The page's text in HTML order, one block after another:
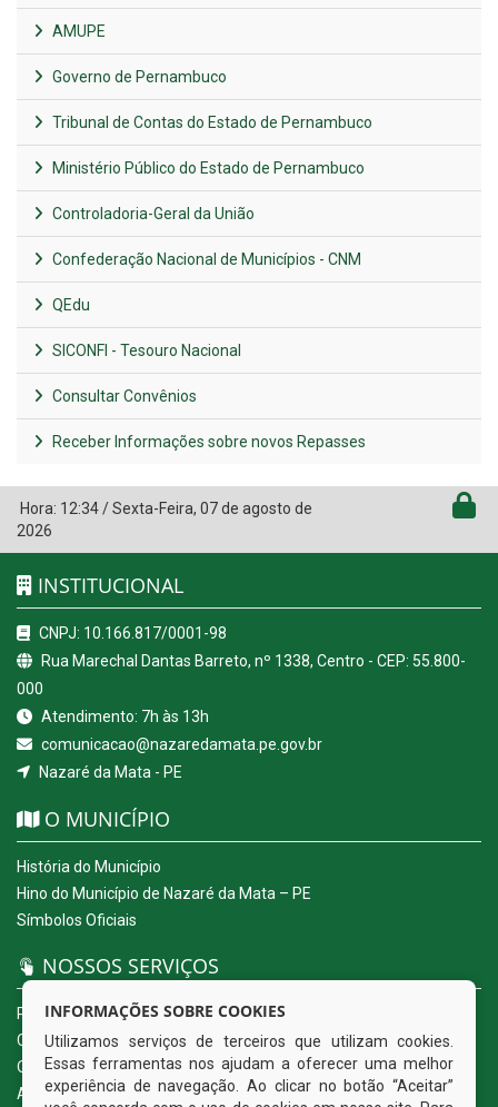
AMUPE
Governo de Pernambuco
Tribunal de Contas do Estado de Pernambuco
Ministério Público do Estado de Pernambuco
Controladoria-Geral da União
Confederação Nacional de Municípios - CNM
QEdu
SICONFI - Tesouro Nacional
Consultar Convênios
Receber Informações sobre novos Repasses
Hora: 12:34/Sexta-Feira, 07 de agosto de
2026
INSTITUCIONAL
CNPJ: 10.166.817/0001-98
Rua Marechal Dantas Barreto, nº 1338, Centro - CEP: 55.800-
000
Atendimento: 7h às 13h
comunicacao@nazaredamata.pe.gov.br
Nazaré da Mata - PE
O MUNICÍPIO
História do Município
Hino do Município de Nazaré da Mata – PE
Símbolos Oficiais
NOSSOS SERVIÇOS
Portal da Transparência
Carta de Serviços ao Usuário
Ouvidoria Eletrônica
Acesso a Informação (eSIC)
INFORMAÇÕES SOBRE COOKIES
Utilizamos serviços de terceiros que utilizam cookies.
Essas ferramentas nos ajudam a oferecer uma melhor
experiência de navegação. Ao clicar no botão “Aceitar”